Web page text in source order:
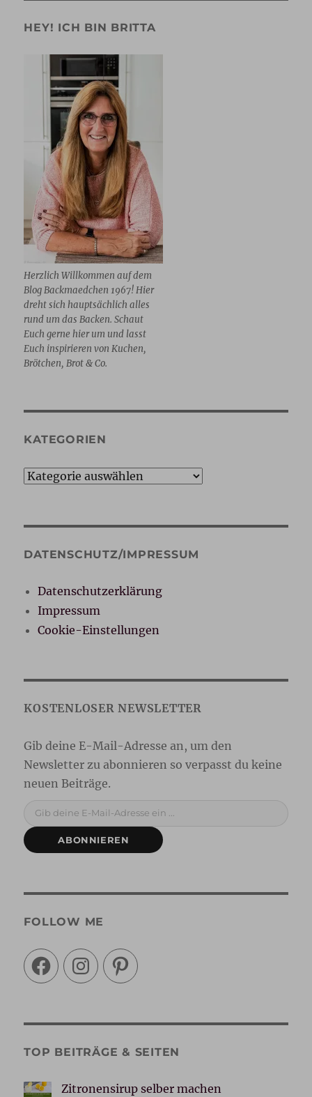
HEY! ICH BIN BRITTA
Herzlich Willkommen auf dem
Blog Backmaedchen 1967! Hier
dreht sich hauptsächlich alles
rund um das Backen. Schaut
Euch gerne hier um und lasst
Euch inspirieren von Kuchen,
Brötchen, Brot & Co.
KATEGORIEN
Kategorien
DATENSCHUTZ/IMPRESSUM
Datenschutzerklärung
Impressum
Cookie-Einstellungen
ABONNIEREN
FOLLOW ME
FacebookInstagramPinterest
TOP BEITRÄGE & SEITEN
Zitronensirup selber machen